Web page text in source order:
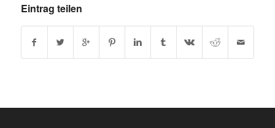
Eintrag teilen